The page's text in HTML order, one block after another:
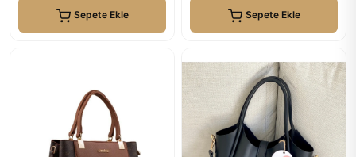
Sepete Ekle Sepete Ekle